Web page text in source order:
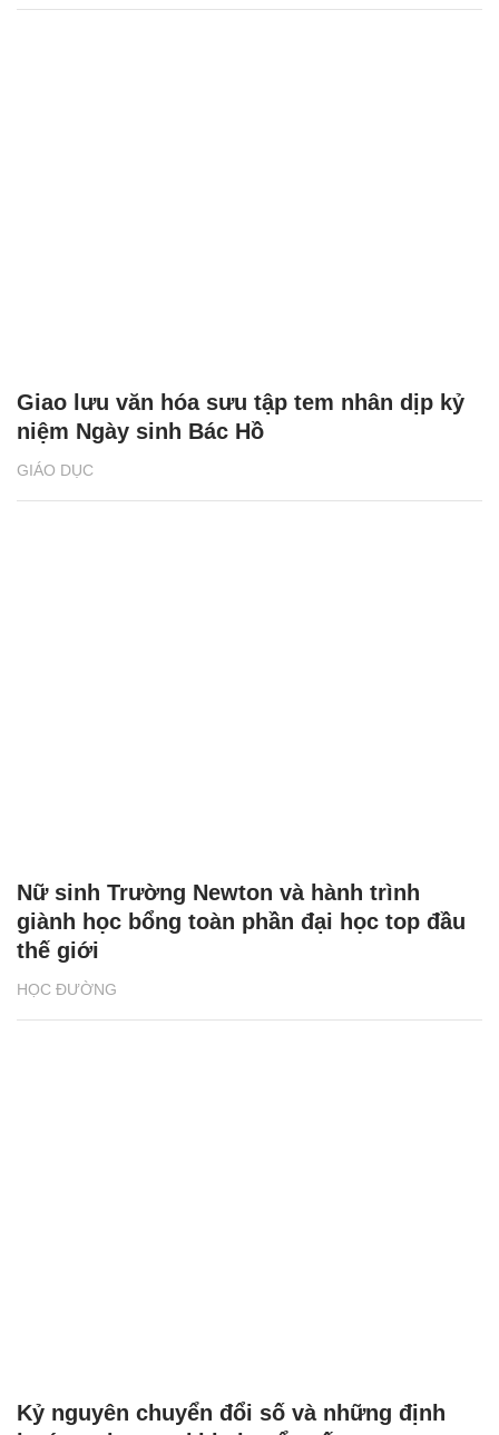
GIÁO DỤC
Giao lưu văn hóa sưu tập tem nhân dịp kỷ
niệm Ngày sinh Bác Hồ
HỌC ĐƯỜNG
Nữ sinh Trường Newton và hành trình
giành học bổng toàn phần đại học top đầu
thế giới
Kỷ nguyên chuyển đổi số và những định